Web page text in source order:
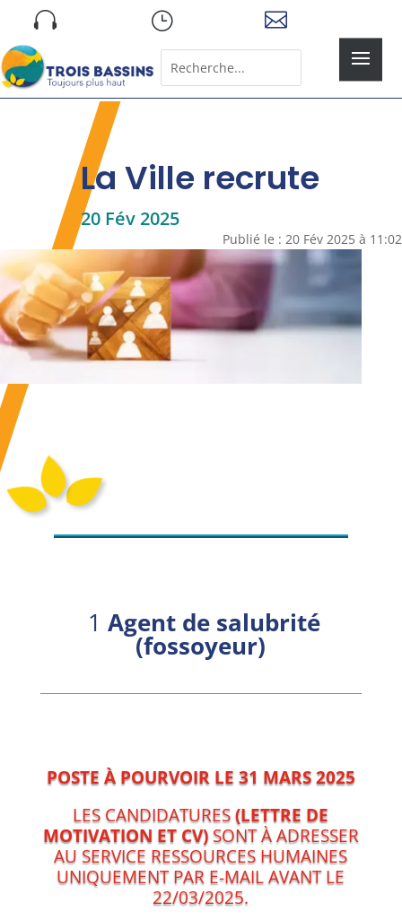
 } 
for...
La Ville recrute
20 Fév 2025
Publié le : 20 Fév 2025 à 11:02
1 Agent de salubrité
(fossoyeur)
POSTE À POURVOIR LE 31 MARS 2025
LES CANDIDATURES(LETTRE DE
MOTIVATION ET CV)SONT À ADRESSER
AU SERVICE RESSOURCES HUMAINES
UNIQUEMENT PAR E-MAIL AVANT LE
22/03/2025.